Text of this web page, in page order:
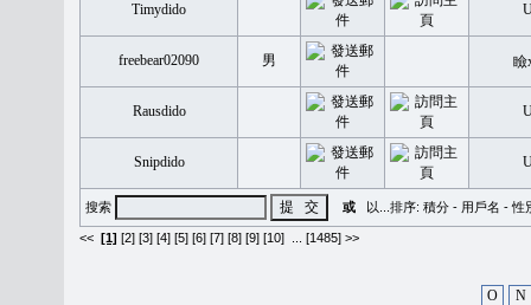
Timydido
freebear02090 男
Rausdido
Snipdido
搜索 或 以...排序: 積分 - 用戶名 -性
<< [1] [2] [3] [4] [5] [6] [7] [8] [9] [10] [1485] >>
O N